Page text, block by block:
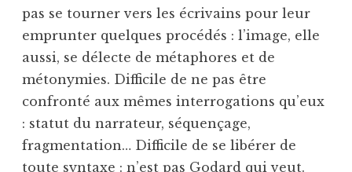
pas se tourner vers les écrivains pour leur
emprunter quelques procédés : l’image, elle
aussi, se délecte de métaphores et de
métonymies. Difficile de ne pas être
confronté aux mêmes interrogations qu’eux
: statut du narrateur, séquençage,
fragmentation… Difficile de se libérer de
toute syntaxe : n’est pas Godard qui veut.